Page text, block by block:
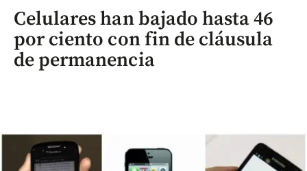
Celulares han bajado hasta 46
por ciento con fin de cláusula
de permanencia